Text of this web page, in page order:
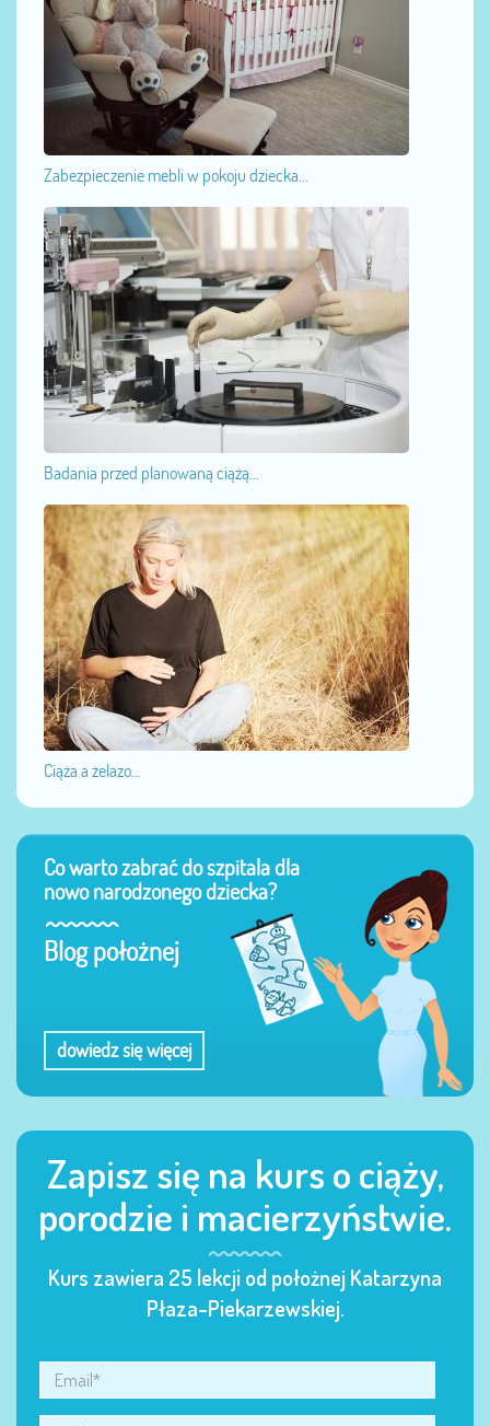
Zabezpieczenie mebli w pokoju dziecka...
Badania przed planowaną ciążą...
Ciąża a żelazo...
Co warto zabrać do szpitala dla
nowo narodzonego dziecka?
Blog położnej
dowiedz się więcej
Zapisz się na kurs o ciąży,
porodzie i macierzyństwie.
Kurs zawiera 25 lekcji od położnej Katarzyna
Płaza-Piekarzewskiej.